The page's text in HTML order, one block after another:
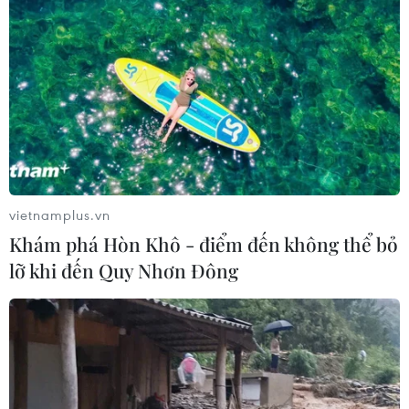
thích hợp; trong đó có liên kết với doanh nghiệp nhằm
đảm bảo nông dân giành vụ Hè Thu 2024 thắng lợi,
nâng cao thu nhập và ổn định đời sống.
Mưa lớn tại tỉnh Cà Mau làm thiệt hại hơn
vietnamplus.vn
Khám phá Hòn Khô - điểm đến không thể bỏ
lỡ khi đến Quy Nhơn Đông